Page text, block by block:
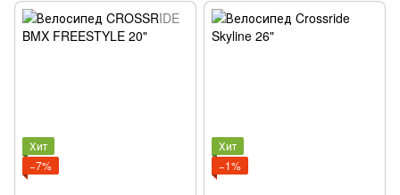
Хит
−7%
Хит
−1%